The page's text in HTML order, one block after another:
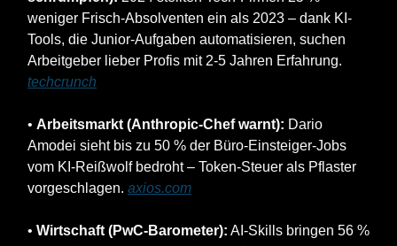
weniger Frisch-Absolventen ein als 2023 – dank KI-
Tools, die Junior-Aufgaben automatisieren, suchen
Arbeitgeber lieber Profis mit 2-5 Jahren Erfahrung.
techcrunch
• Arbeitsmarkt (Anthropic-Chef warnt): Dario
Amodei sieht bis zu 50 % der Büro-Einsteiger-Jobs
vom KI-Reißwolf bedroht – Token-Steuer als Pflaster
vorgeschlagen. axios.com
• Wirtschaft (PwC-Barometer): AI-Skills bringen 56 %